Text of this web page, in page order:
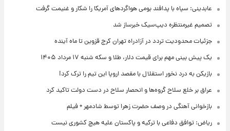
عابدینی: سپاه با پدافند بومی هواگردهای آمریکا را شکار و غنیمت گرفت
تصمیم غیرمنتظره دیپ‌سیک خبرساز شد
جزئیات محدودیت تردد در آزادراه تهران کرج قزوین تا ماه آینده
یک پیش ‌بینی مهم برای قیمت دلار، طلا و سکه شنبه ۱۷ مرداد ۱۴۰۵
بازیکن به درد نخور استقلال با مقصد اروپا این تیم را ترک کرد!
عراق بر خلع سلاح گروه‌ها و انحصار سلاح در دست دولت تاکید کرد
بازخوانی آهنگی در وصف حضرت زهرا توسط شادمهر + فیلم
ریاض: توافق دفاعی با ترکیه و پاکستان علیه هیچ کشوری نیست